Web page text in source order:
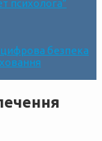
психолога”
цифрова безпека